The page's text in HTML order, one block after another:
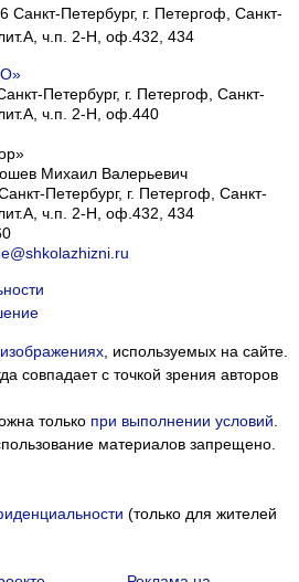
Санкт-Петербург, г. Петергоф, Санкт-
ч.п. 2-Н, оф.432, 434
Петербург, г. Петергоф, Санкт-
ч.п. 2-Н, оф.440
Михаил Валерьевич
Петербург, г. Петергоф Санкт-
ч.п. 2-Н, оф.432, 434
, используемых на сайте.
совпадает с точкой зрения авторов
только при выполнении условий
материалов запрещено.
(только для жителей